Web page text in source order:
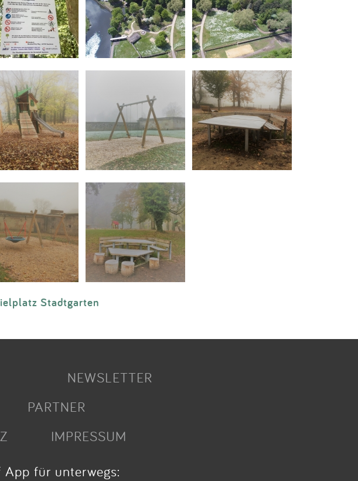
Stadtgarten
NEWSLETTER
PARTNER
IMPRESSUM
für unterwegs: